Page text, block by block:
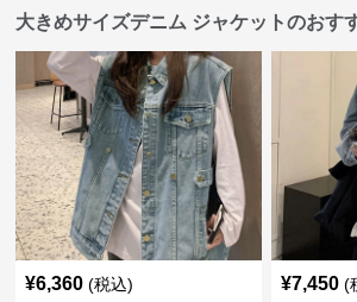
大きめサイズデニム ジャケットのおす
¥6,360 (税込) ¥7,450 (